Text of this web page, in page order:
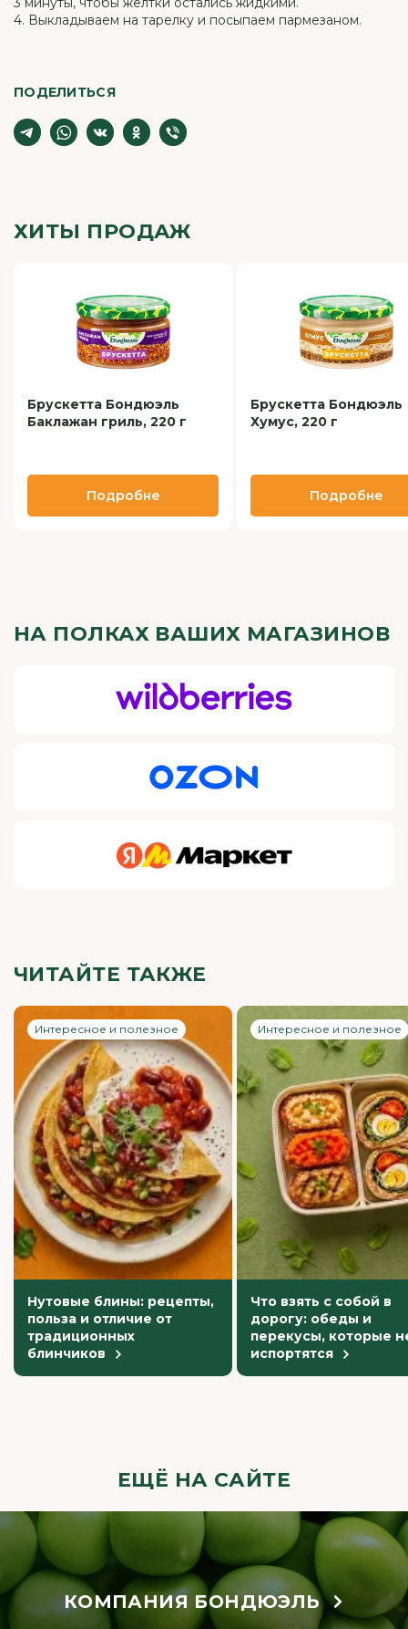
4. Выкладываем на тарелку и посыпаем пармезаном.
ПОДЕЛИТЬСЯ
ХИТЫ ПРОДАЖ
Брускетта Бондюэль
Баклажан гриль, 220 г
Подробне
Брускетта Бондюэль
Хумус, 220 г
Подробне
НА ПОЛКАХ ВАШИХ МАГАЗИНОВ
ЧИТАЙТЕ ТАКЖЕ
Интересное и полезное
Нутовые блины: рецепты,
польза и отличие от
традиционных
блинчиков
Интересное и полезное
Что взять с собой в
дорогу: обеды и
перекусы, которые
испортятся
ЕЩЁ НА САЙТЕ
КОМПАНИЯ БОНДЮЭЛЬ